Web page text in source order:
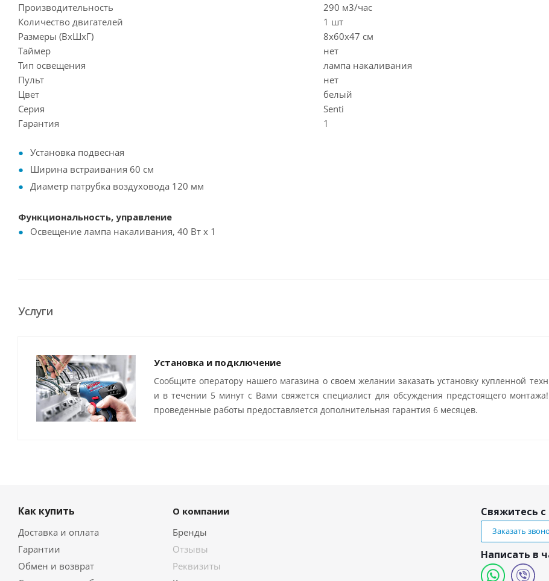
Производительность
290 м3/час
Количество двигателей
1 шт
Размеры (ВхШхГ)
8х60х47 см
Таймер
нет
Тип освещения
лампа накаливания
Пульт
нет
Цвет
белый
Серия
Senti
Гарантия
1
Установка подвесная
Ширина встраивания 60 см
Диаметр патрубка воздуховода 120 мм
Функциональность, управление
Освещение лампа накаливания, 40 Вт х 1
Услуги
Установка и подключение
Сообщите оператору нашего магазина о своем желании заказать установку купленной
и в течении 5 минут с Вами свяжется специалист для обсуждения предстоящего
проведенные работы предоставляется дополнительная гарантия 6 месяцев.
Как купить
Доставка и оплата
Гарантии
Обмен и возврат
О компании
Бренды
Отзывы
Реквизиты
Свяжитесь
Заказать
Написать в